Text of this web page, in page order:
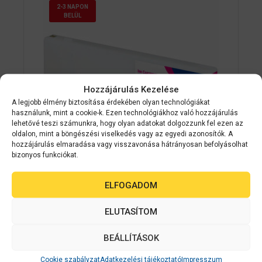
Hozzájárulás Kezelése
A legjobb élmény biztosítása érdekében olyan technológiákat
használunk, mint a cookie-k. Ezen technológiákhoz való hozzájárulás
lehetővé teszi számunkra, hogy olyan adatokat dolgozzunk fel ezen az
oldalon, mint a böngészési viselkedés vagy az egyedi azonosítók. A
hozzájárulás elmaradása vagy visszavonása hátrányosan befolyásolhat
bizonyos funkciókat.
ELFOGADOM
ELUTASÍTOM
BEÁLLÍTÁSOK
Cookie szabályzatAdatkezelési tájékoztatóImpresszum
2-3 NAPON
BELÜL
Epson SJIC26P(M): Ink cartridge for
ColorWorks C7500 (Magenta)
0
z
Érdeklődjön